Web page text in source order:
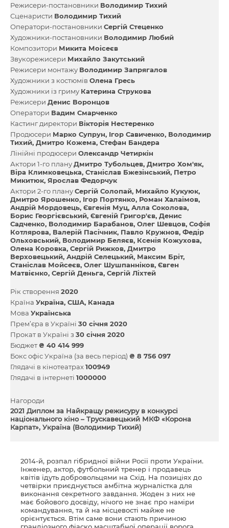
Режисери-постановники Володимир Тихий
Сценаристи Володимир Тихий
Оператори-постановники Сергій Стеценко
Художники-постановники Володимир Любий
Композитори Микита Моісеєв
Звукорежисери Михайло Закутський
Режисери монтажу Володимир Запрягалов
Художники з костюмів Олена Гресь
Художники із гриму Катерина Струкова
Режисери Денис Воронцов
Оператори Вадим Смарченко
Кастинг директори Вікторія Нестеренко
Продюсери Марко Супрун Ігор Савиченко Володимир
Тихий Дмитро Кожема Стефан Бандера
Лінійні продюсери Олександр Четиркін
Актори 1-го плануДмитро Тубольцев Дмитро Хом'як
Віра Климковецька Станіслав Бжезінський Петро
Микитюк Ярослав Федорчук
Актори 2-го плануСергій Солопай Михайло Кукуюк
Дмитро Ярошенко Ігор Портянко Роман Халаімов
Андрій Мордовець Євгенія Муц Алла Соколова
Борис Георгієвський Євгеній Григор'єв Денис
Садченко Володимир Барабанов Олег Шевцов Софія
Котлярова Валерій Пасічник Павло Кружнов Федір
Ольховський Володимир Беляєв Ксенія Кожухова
Олена Коровка Сергій Рижков Дмитро
Верховецький Андрій Селецький Максим Бріт
Станіслав Мойсеєв Олег Шушпанніков Євген
Матвієнко Сергій Деньга Сергій Ліхтей
Рік створення 2020
Країна Україна США Канада
Мова Українська
Прем’єра в Україні 30 січня 2020
Прокат в Україні з 30 січня 2020
Бюджет ₴ 40 414 999
Бокс офіс Україна (за весь період) ₴ 8 756 097
Глядачі в кінотеатрах100949
Глядачі в інтернеті 1000000
Нагороди
2021 Диплом за Найкращу режисуру в конкурсі
національного кіно – Трускавецький МКФ «Корона
Карпат», Україна (Володимир Тихий)
2014-й, розпал гібридної війни Росії проти України.
Інженер, актор, футбольний тренер і продавець
квітів їдуть добровольцями на Схід. На позиціях до
четвірки приєднується амбітна журналістка для
виконання секретного завдання. Жоден з них не
має бойового досвіду, нічого не знає про наміри
командування, та й на місцевості майже не
орієнтується. Втім саме вони стають причиною
грандіозного фіаско масштабної операції ворога…